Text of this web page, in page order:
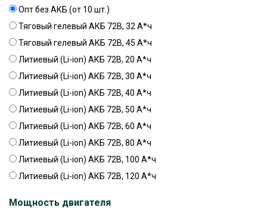
Опт без АКБ (от 10 шт.)
Тяговый гелевый АКБ 72В, 32 А*ч
Тяговый гелевый АКБ 72В, 45 А*ч
Литиевый (Li-ion) АКБ 72В, 20 А*ч
Литиевый (Li-ion) АКБ 72В, 30 А*ч
Литиевый (Li-ion) АКБ 72В, 40 А*ч
Литиевый (Li-ion) АКБ 72В, 50 А*ч
Литиевый (Li-ion) АКБ 72В, 60 А*ч
Литиевый (Li-ion) АКБ 72В, 80 А*ч
Литиевый (Li-ion) АКБ 72В, 100 А*ч
Литиевый (Li-ion) АКБ 72В, 120 А*ч
Мощность двигателя